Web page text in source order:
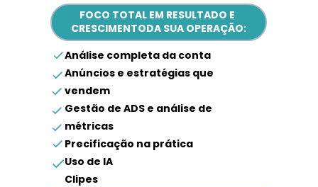
FOCO TOTAL EM RESULTADO E
CRESCIMENTODA SUA OPERAÇÃO:
Análise completa da conta
Anúncios e estratégias que
vendem
Gestão de ADS e análise de
métricas
Precificação na prática
Uso de IA
Clipes